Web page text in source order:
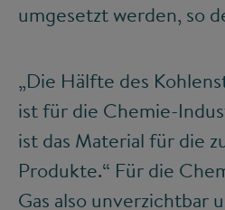
umgesetzt werden, so
„Die Hälfte des
ist für die Chemie-
ist das Material für die
Produkte.“ Für die
Gas also unverzichtbar